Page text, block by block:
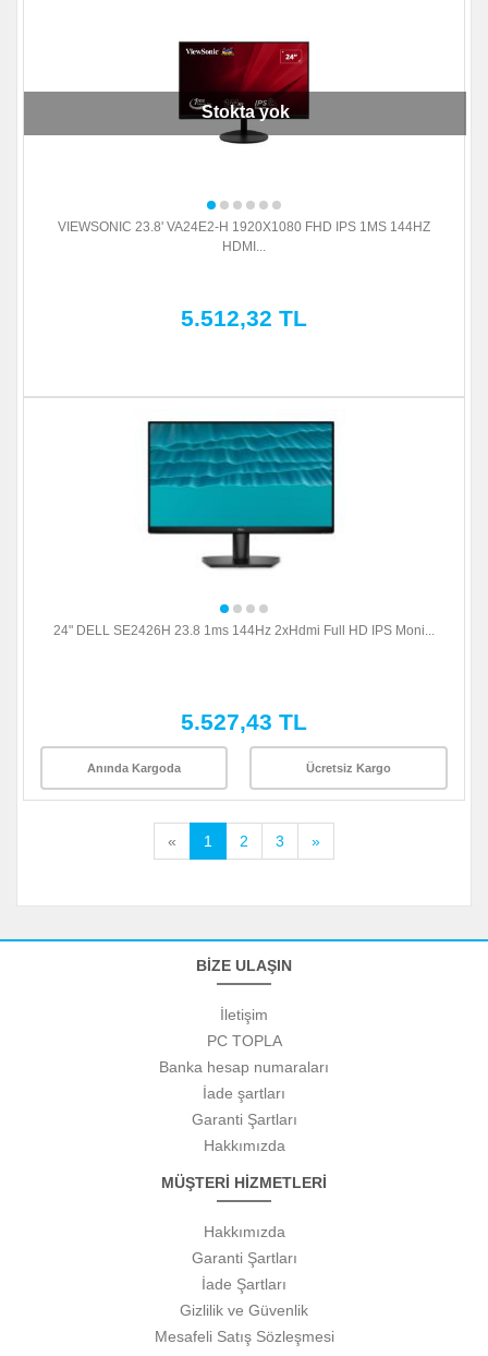
Stokta yok
VIEWSONIC 23.8' VA24E2-H 1920X1080 FHD IPS 1MS 144HZ
HDMI...
5.512,32 TL
24" DELL SE2426H 23.8 1ms 144Hz 2xHdmi Full HD IPS Moni...
5.527,43 TL
Anında Kargoda Ücretsiz Kargo
« 1 2 3 »
BİZE ULAŞIN
İletişim
PC TOPLA
Banka hesap numaraları
İade şartları
Garanti Şartları
Hakkımızda
MÜŞTERİ HİZMETLERİ
Hakkımızda
Garanti Şartları
İade Şartları
Gizlilik ve Güvenlik
Mesafeli Satış Sözleşmesi